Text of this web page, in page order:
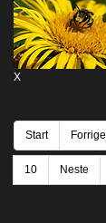
X
Start Forrige
10 Neste